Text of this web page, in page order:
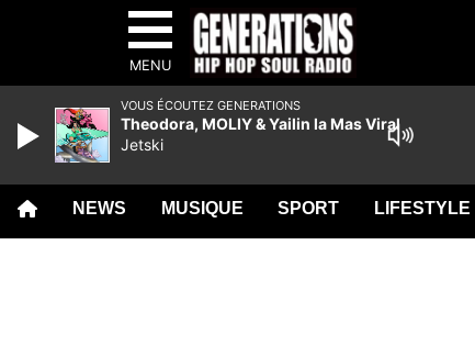
MENU
NEWS MUSIQUE SPORT LIFESTYLE
VOUS ÉCOUTEZ GENERATIONS
Theodora, MOLIY & Yailin la Mas Viral
Jetski